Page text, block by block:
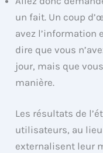
un fait. Un coup
avez l’information
dire que vous
jour, mais que
manière.
Les résultats de
utilisateurs, au lieu
externalisent leur